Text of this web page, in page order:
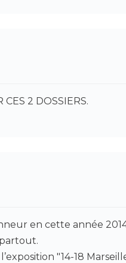
2 DOSSIERS.
en cette année
"14-18